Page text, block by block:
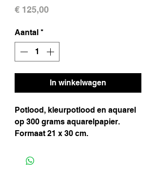
€ 125,00Prijs
Aantal *
In winkelwagen
Potlood, kleurpotlood en aquarel
op 300 grams aquarelpapier.
Formaat 21 x 30 cm.